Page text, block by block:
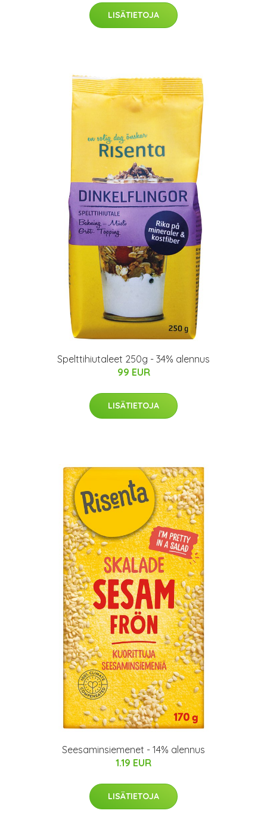
LISÄTIETOJA
Spelttihiutaleet 250g - 34% alennus
99 EUR
LISÄTIETOJA
Seesaminsiemenet - 14% alennus
1.19 EUR
LISÄTIETOJA